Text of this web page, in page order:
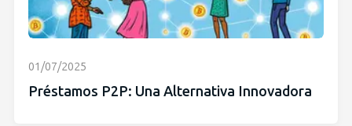
01/07/2025
Préstamos P2P: Una Alternativa Innovadora